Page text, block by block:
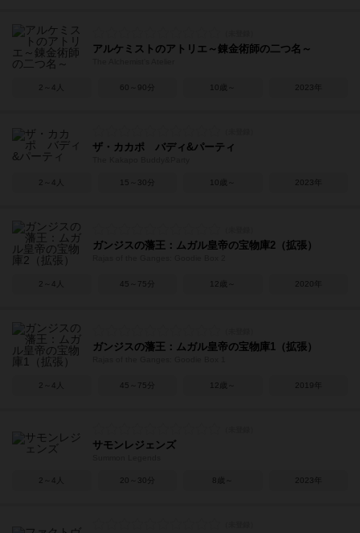
アルケミストのアトリエ～錬金術師の二つ名～
2～4人 60～90分 10歳～ 2023年
ザ・カカポ バディ&パーティ
2～4人 15～30分 10歳～ 2023年
ガンジスの藩王：ムガル皇帝の宝物庫2（拡張）
2～4人 45～75分 12歳～ 2020年
ガンジスの藩王：ムガル皇帝の宝物庫1（拡張）
2～4人 45～75分 12歳～ 2019年
サモンレジェンズ
2～4人 20～30分 8歳～ 2023年